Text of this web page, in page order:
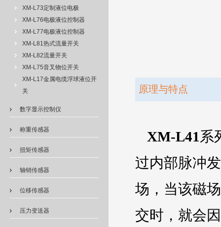
XM-L73定制液位电极
XM-L76电极液位控制器
XM-L77电极液位控制器
XM-L81热式流量开关
XM-L82流量开关
XM-L75音叉物位开关
XM-L17金属电缆浮球液位开
关
数字显示控制仪
称重传感器
扭矩传感器
轴销传感器
位移传感器
压力变送器
原理与特点
XM-L41系
过内部脉冲
场，当该磁
交时，就会